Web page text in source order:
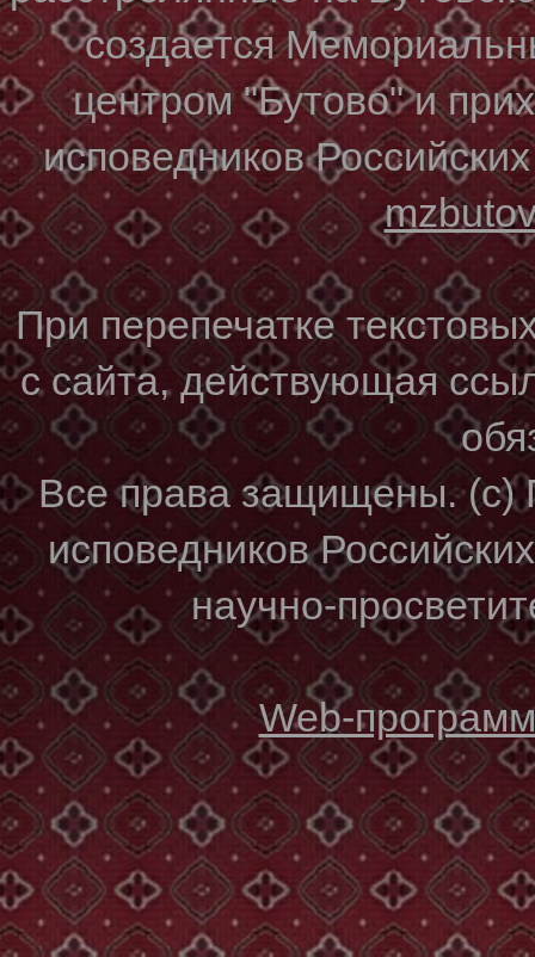
создается
центром "Бутово" и
исповедников
При перепечатке
с сайта, действующая
Все права защищены. (с)
исповедников
научно-
Web-